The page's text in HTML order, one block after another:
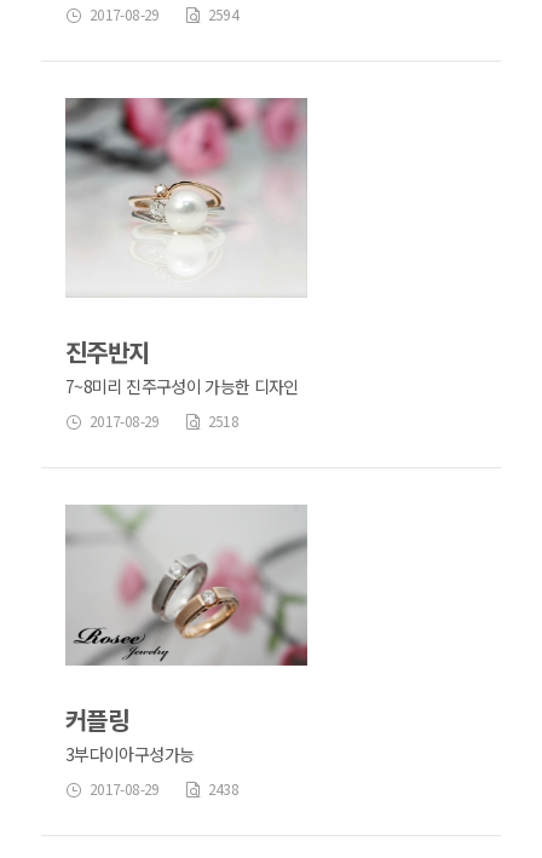
2017-08-29 2594
진주반지
7~8미리 진주구성이 가능한 디자인
2017-08-29 2518
커플링
3부다이아구성가능
2017-08-29 2438